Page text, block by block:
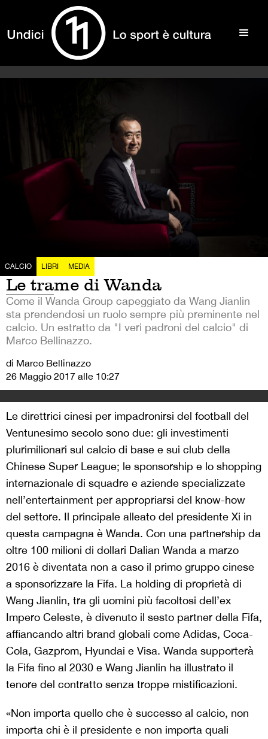
CALCIO LIBRI MEDIA
Le trame di Wanda
Come il Wanda Group capeggiato da Wang Jianlin
sta prendendosi un ruolo sempre più preminente nel
calcio. Un estratto da "I veri padroni del calcio" di
Marco Bellinazzo.
di Marco Bellinazzo
26 Maggio 2017 alle 10:27
Le direttrici cinesi per impadronirsi del football del
Ventunesimo secolo sono due: gli investimenti
plurimilionari sul calcio di base e sui club della
Chinese Super League; le sponsorship e lo shopping
internazionale di squadre e aziende specializzate
nell’entertainment per appropriarsi del know-how
del settore. Il principale alleato del presidente Xi in
questa campagna è Wanda. Con una partnership da
oltre 100 milioni di dollari Dalian Wanda a marzo
2016 è diventata non a caso il primo gruppo cinese
a sponsorizzare la Fifa. La holding di proprietà di
Wang Jianlin, tra gli uomini più facoltosi dell’ex
Impero Celeste, è divenuto il sesto partner della Fifa,
affiancando altri brand globali come Adidas, Coca-
Cola, Gazprom, Hyundai e Visa. Wanda supporterà
la Fifa fino al 2030 e Wang Jianlin ha illustrato il
tenore del contratto senza troppe mistificazioni.
«Non importa quello che è successo al calcio, non
importa chi è il presidente e non importa quali